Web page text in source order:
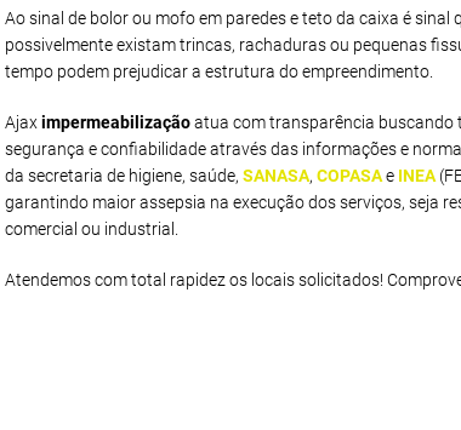
Ao sinal de bolor ou mofo em paredes e teto da caixa é sinal
possivelmente existam trincas, rachaduras ou pequenas
tempo podem prejudicar a estrutura do empreendimento.
Ajaximpermeabilizaçãoatua com transparência buscando
segurança e confiabilidade através das informações e
da secretaria de higiene, saúde, SANASA, COPASAe INEA
garantindo maior assepsia na execução dos serviços, seja
comercial ou industrial.
Atendemos com total rapidez os locais solicitados!